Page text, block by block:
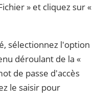
» et cliquez sur «
sélectionnez l'option
déroulant de la «
de passe d'accès
le saisir pour